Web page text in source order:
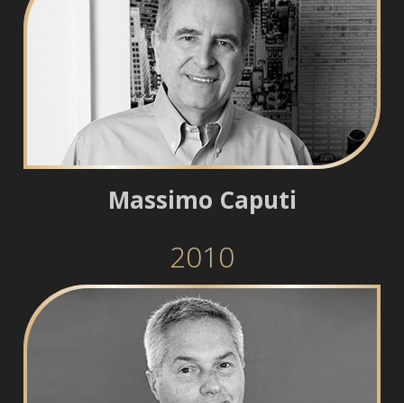
Massimo Caputi
2010